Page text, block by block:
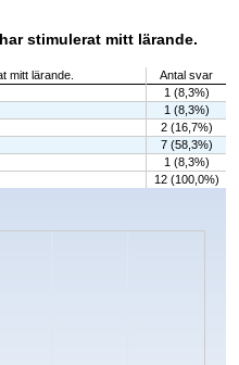
stimulerat mitt lärande.
mitt lärande.
Antal svar
1 (8,3%)
1 (8,3%)
2 (16,7%)
7 (58,3%)
1 (8,3%)
12 (100,0%)
ranges from 1 to 7.